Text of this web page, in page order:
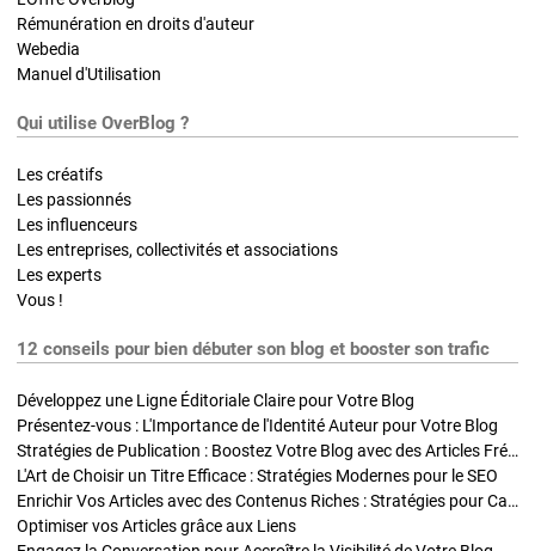
Rémunération en droits d'auteur
Webedia
Manuel d'Utilisation
Qui utilise OverBlog ?
Les créatifs
Les passionnés
Les influenceurs
Les entreprises, collectivités et associations
Les experts
Vous !
12 conseils pour bien débuter son blog et booster son trafic
Développez une Ligne Éditoriale Claire pour Votre Blog
Présentez-vous : L'Importance de l'Identité Auteur pour Votre Blog
Stratégies de Publication : Boostez Votre Blog avec des Articles Fréquents et Exclusifs
L'Art de Choisir un Titre Efficace : Stratégies Modernes pour le SEO
Enrichir Vos Articles avec des Contenus Riches : Stratégies pour Captiver et Optimiser
Optimiser vos Articles grâce aux Liens